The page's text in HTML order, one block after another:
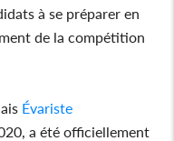
à se préparer en
de la compétition
Évariste
a été officiellement